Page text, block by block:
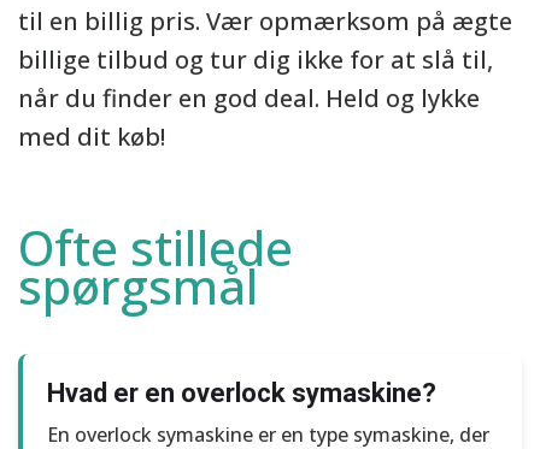
til en billig pris. Vær opmærksom på ægte
billige tilbud og tur dig ikke for at slå til,
når du finder en god deal. Held og lykke
med dit køb!
Ofte stillede
spørgsmål
Hvad er en overlock symaskine?
En overlock symaskine er en type symaskine, der